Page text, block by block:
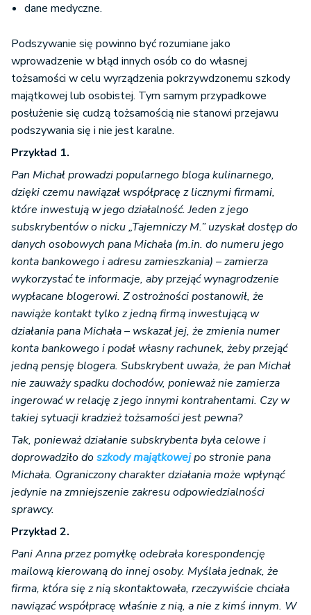
dane medyczne.
Podszywanie się powinno być rozumiane jako
wprowadzenie w błąd innych osób co do własnej
tożsamości w celu wyrządzenia pokrzywdzonemu szkody
majątkowej lub osobistej. Tym samym przypadkowe
posłużenie się cudzą tożsamością nie stanowi przejawu
podszywania się i nie jest karalne.
Przykład 1.
Pan Michał prowadzi popularnego bloga kulinarnego,
dzięki czemu nawiązał współpracę z licznymi firmami,
które inwestują w jego działalność. Jeden z jego
subskrybentów o nicku „Tajemniczy M.” uzyskał dostęp do
danych osobowych pana Michała (m.in. do numeru jego
konta bankowego i adresu zamieszkania) – zamierza
wykorzystać te informacje, aby przejąć wynagrodzenie
wypłacane blogerowi. Z ostrożności postanowił, że
nawiąże kontakt tylko z jedną firmą inwestującą w
działania pana Michała – wskazał jej, że zmienia numer
konta bankowego i podał własny rachunek, żeby przejąć
jedną pensję blogera. Subskrybent uważa, że pan Michał
nie zauważy spadku dochodów, ponieważ nie zamierza
ingerować w relację z jego innymi kontrahentami. Czy w
takiej sytuacji kradzież tożsamości jest pewna?
Tak, ponieważ działanie subskrybenta była celowe i
doprowadziło doszkody majątkowejpo stronie pana
Michała. Ograniczony charakter działania może wpłynąć
jedynie na zmniejszenie zakresu odpowiedzialności
sprawcy.
Przykład 2.
Pani Anna przez pomyłkę odebrała korespondencję
mailową kierowaną do innej osoby. Myślała jednak, że
firma, która się z nią skontaktowała, rzeczywiście chciała
nawiązać współpracę właśnie z nią, a nie z kimś innym. W